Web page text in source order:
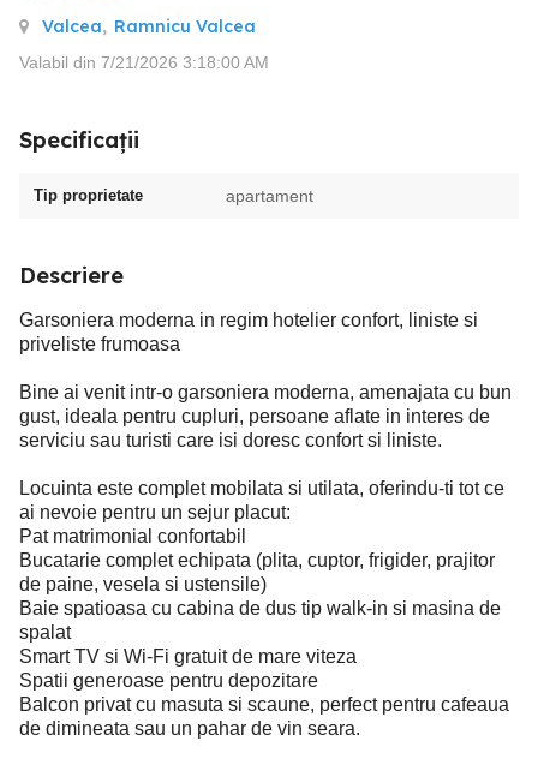
Valcea, Ramnicu Valcea
Valabil din 7/21/2026 3:18:00 AM
Specificații
Tip proprietate apartament
Descriere
Garsoniera moderna in regim hotelier confort, liniste si
priveliste frumoasa
Bine ai venit intr-o garsoniera moderna, amenajata cu bun
gust, ideala pentru cupluri, persoane aflate in interes de
serviciu sau turisti care isi doresc confort si liniste.
Locuinta este complet mobilata si utilata, oferindu-ti tot ce
ai nevoie pentru un sejur placut:
Pat matrimonial confortabil
Bucatarie complet echipata (plita, cuptor, frigider, prajitor
de paine, vesela si ustensile)
Baie spatioasa cu cabina de dus tip walk-in si masina de
spalat
Smart TV si Wi-Fi gratuit de mare viteza
Spatii generoase pentru depozitare
Balcon privat cu masuta si scaune, perfect pentru cafeaua
de dimineata sau un pahar de vin seara.